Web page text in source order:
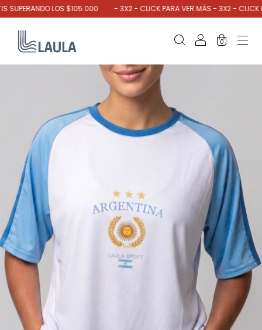
LOS $105.000 - 3X2 - CLICK PARA VER MÁS - 3X2 - CLICK
0